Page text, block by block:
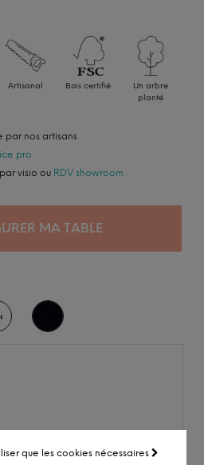
que les cookies nécessaires
Artisanal Bois certifié
Un arbre
planté
par nos artisans
pro
visio ou RDV showroom
MA TABLE